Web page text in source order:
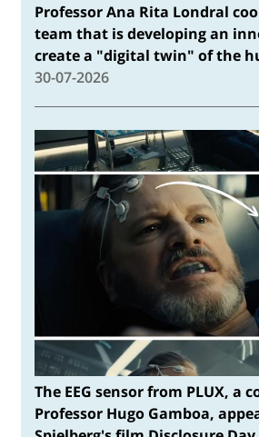
Professor Ana Rita Londral
team that is developing an
create a "digital twin" of the
30-07-2026
The EEG sensor from PLUX, a
Professor Hugo Gamboa,